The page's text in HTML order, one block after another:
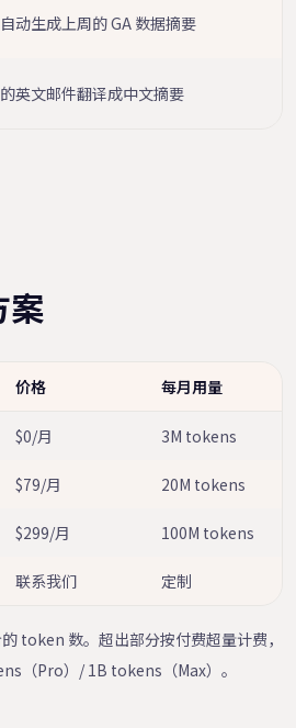
动生成上周的 GA 数据摘要
英文邮件翻译成中文摘要
案
价格 每月用量
$0/月 3M tokens
$79/月 20M tokens
$299/月 100M tokens
联系我们 定制
token 数。超出部分按付费超量计费，
（Pro）/ 1B tokens（Max）。